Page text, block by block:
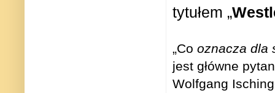
tytułem „
„Co oznacza dla
jest główne
Wolfgang